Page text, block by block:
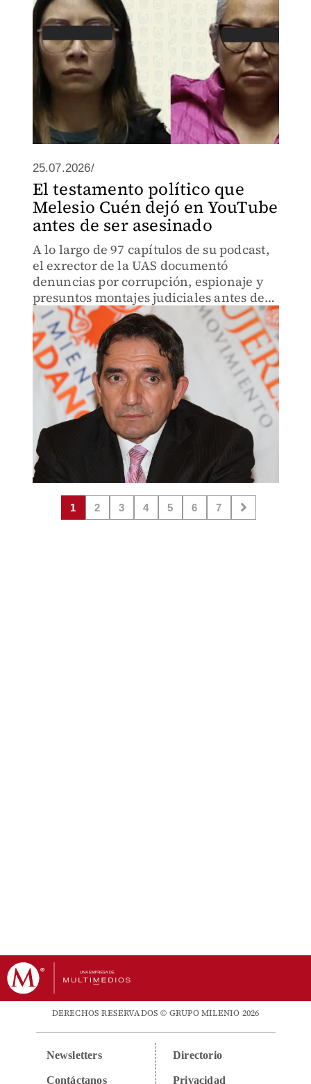
25.07.2026/
El testamento político que
Melesio Cuén dejó en YouTube
antes de ser asesinado
A lo largo de 97 capítulos de su podcast,
el exrector de la UAS documentó
denuncias por corrupción, espionaje y
presuntos montajes judiciales antes de
su homicidio.
1 2 3 4 5 6 7
DERECHOS RESERVADOS © GRUPO MILENIO 2026
Newsletters
Contáctanos
Directorio
Privacidad